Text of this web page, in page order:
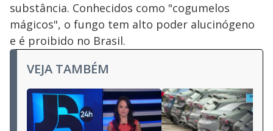
substância. Conhecidos como "cogumelos
mágicos", o fungo tem alto poder alucinógeno
e é proibido no Brasil.
VEJA TAMBÉM